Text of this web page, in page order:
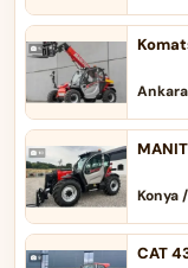
Konya
CAT